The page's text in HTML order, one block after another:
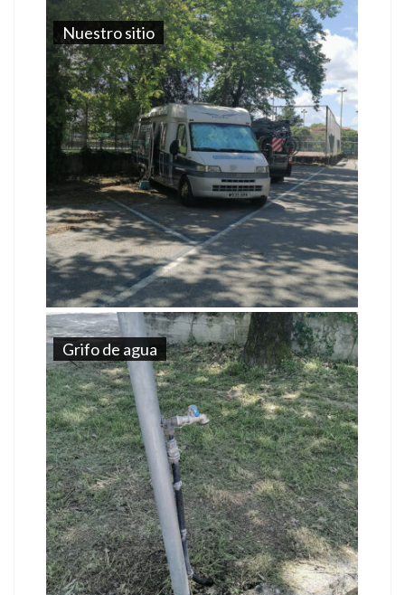
Nuestro sitio
Grifo de agua